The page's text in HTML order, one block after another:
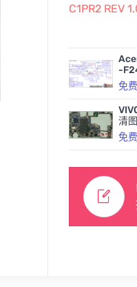
Gigabyte Z590 Aorus m
aster REV1.0 1.01 1.02技
嘉台式电脑主板原理图合
免费
-
基
免费
清
免费